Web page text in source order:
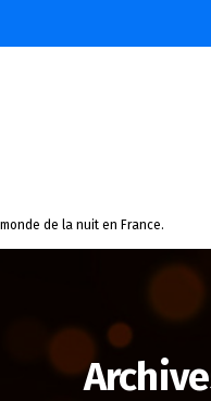
de la nuit en France.